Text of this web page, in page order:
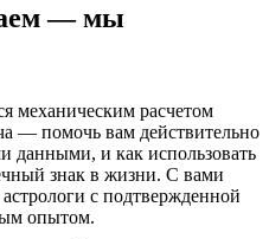
— мы
механическим расчетом
— помочь вам действительно
данными, и как использовать
знак в жизни. С вами
с подтвержденной
опытом.